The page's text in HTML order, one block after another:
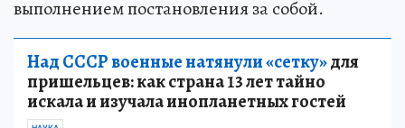
выполнением постановления за собой.
Над СССР военные натянули «сетку»для
пришельцев: как страна 13 лет тайно
искала и изучала инопланетных гостей